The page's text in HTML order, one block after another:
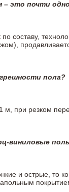
– это почти
составу,
пола?
при резком
виниловые
и острые, то